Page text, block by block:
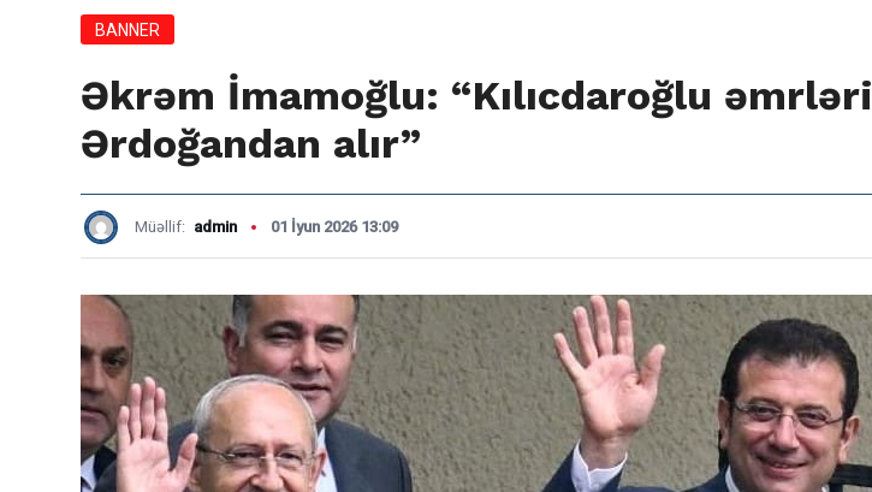
BANNER
Əkrəm İmamoğlu: “Kılıcdaroğlu əmrləri
Ərdoğandan alır”
Müəllif: admin 01 İyun 2026 13:09